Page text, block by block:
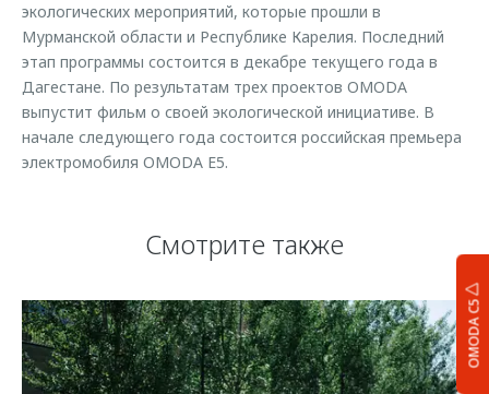
OMODA C5
экологических мероприятий, которые прошли в
Мурманской области и Республике Карелия. Последний
этап программы состоится в декабре текущего года в
Дагестане. По результатам трех проектов OMODA
выпустит фильм о своей экологической инициативе. В
начале следующего года состоится российская премьера
электромобиля OMODA E5.
Смотрите также